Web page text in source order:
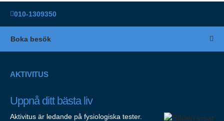
010-1309350
Boka besök
AKTIVITUS
Uppnå ditt bästa liv
Aktivitus är ledande på fysiologiska tester.